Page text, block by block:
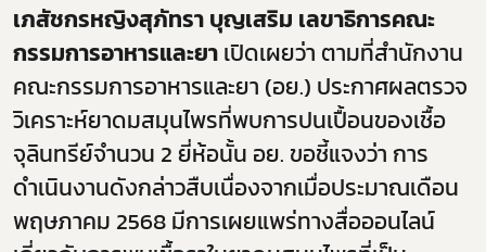
เภสัชกรหญิงสุภัทรา บุญเสริม เลขาธิการคณะ
กรรมการอาหารและยาเปิดเผยว่า ตามที่สำนักงาน
คณะกรรมการอาหารและยา (อย.) ประกาศผลตรวจ
วิเคราะห์ยาดมสมุนไพรที่พบการปนเปื้อนของเชื้อ
จุลินทรีย์จำนวน 2ยี่ห้อนั้น อย. ขอชี้แจงว่า การ
ดำเนินงานดังกล่าวสืบเนื่องจากเมื่อประมาณเดือน
พฤษภาคม 2568มีการเผยแพร่ทางสื่อออนไลน์